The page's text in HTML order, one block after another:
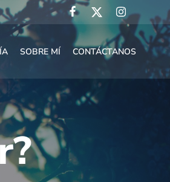
SOBRE MÍ CONTÁCTANOS